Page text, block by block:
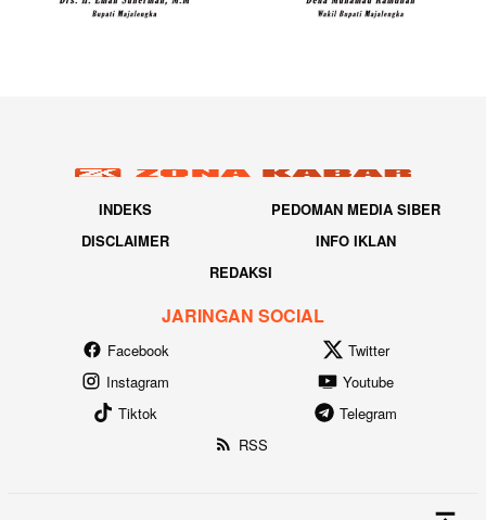
INDEKS
PEDOMAN MEDIA SIBER
DISCLAIMER
INFO IKLAN
REDAKSI
JARINGAN SOCIAL
Facebook
Twitter
Instagram
Youtube
Tiktok
Telegram
RSS